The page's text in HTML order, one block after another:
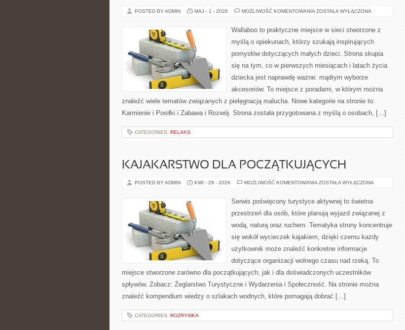
POSTED BY ADMIN MAJ - 1 - 2026 MOŻLIWOŚĆ KOMENTOWANIA CHUSTY
ZOSTAŁA WYŁĄCZONA
Wallaboo to praktyczne miejsce w sieci stworzone z
myślą o opiekunach, którzy szukają inspirujących
pomysłów dotyczących małych dzieci. Strona skupia
się na tym, co w pierwszych miesiącach i latach życia
dziecka jest naprawdę ważne: mądrym wyborze
akcesoriów. To miejsce z poradami, w którym można
znaleźć wiele tematów związanych z pielęgnacją malucha. Nowe kategorie na stronie to:
Karmienie i Posiłki i Zabawa i Rozwój. Strona została przygotowana z myślą o osobach, […]
CATEGORIES: RELAKS
KAJAKARSTWO DLA POCZĄTKUJĄCYCH
POSTED BY ADMIN KWI - 29 - 2026 MOŻLIWOŚĆ KOMENTOWANIA KAJAKARSTWO
ZOSTAŁA WYŁĄCZONA
Serwis poświęcony turystyce aktywnej to świetna
przestrzeń dla osób, które planują wyjazd związanej z
wodą, naturą oraz ruchem. Tematyka strony koncentruje
się wokół wycieczek kajakiem, dzięki czemu każdy
użytkownik może znaleźć konkretne informacje
dotyczące organizacji wolnego czasu nad rzeką. To
miejsce stworzone zarówno dla początkujących, jak i dla doświadczonych uczestników
spływów. Zobacz: Żeglarstwo Turystyczne i Wydarzenia i Społeczność. Na stronie można
znaleźć kompendium wiedzy o szlakach wodnych, które pomagają dobrać […]
CATEGORIES: ROZRYWKA